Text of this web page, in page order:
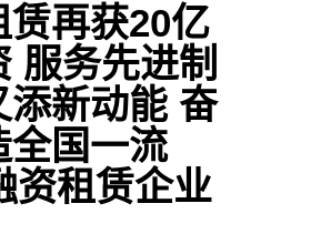
赁再获20亿
服务先进制
添新动能 奋
全国一流
资租赁企业